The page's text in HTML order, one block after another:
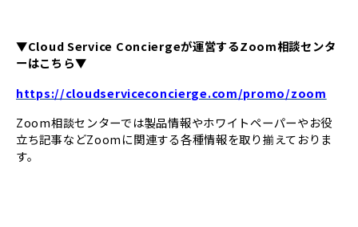
▼Cloud Service Conciergeが運営するZoom相談センタ
ーはこちら▼
https://cloudserviceconcierge.com/promo/zoom
Zoom相談センターでは製品情報やホワイトペーパーやお役
立ち記事などZoomに関連する各種情報を取り揃えておりま
す。